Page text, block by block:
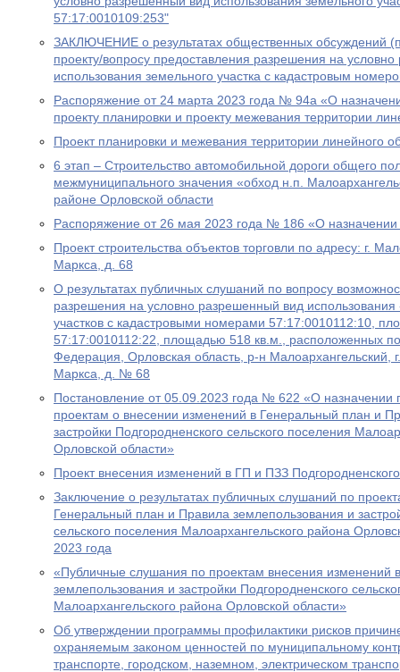
57:17:0010109:253"
ЗАКЛЮЧЕНИЕ o результатах общественных обсуждений
проекту/вопросу предоставления разрешения на
использования земельного участка с кадастровым
Распоряжение от 24 марта 2023 года № 94а «О
проекту планировки и проекту межевания территории
Проект планировки и межевания территории линейного
6 этап – Строительство автомобильной дороги общего
межмуниципального значения «обход н.п.
районе Орловской области
Распоряжение от 26 мая 2023 года № 186 «О
Проект строительства объектов торговли по адресу: г.
Маркса, д. 68
О результатах публичных слушаний по вопросу
разрешения на условно разрешенный вид
участков с кадастровыми номерами 57:17:0010112:10,
57:17:0010112:22, площадью 518 кв.м., расположенных
Федерация, Орловская область, р-н Малоархангельский,
Маркса, д. № 68
Постановление от 05.09.2023 года № 622 «О назначении
проектам о внесении изменений в Генеральный план и
застройки Подгородненского сельского поселения
Орловской области»
Проект внесения изменений в ГП и ПЗЗ
Заключение о результатах публичных слушаний по
Генеральный план и Правила землепользования и
сельского поселения Малоархангельского района
2023 года
«Публичные слушания по проектам внесения изменений
землепользования и застройки Подгородненского
Малоархангельского района Орловской области»
Об утверждении программы профилактики рисков
охраняемым законом ценностей по муниципальному
транспорте, городском, наземном, электрическом